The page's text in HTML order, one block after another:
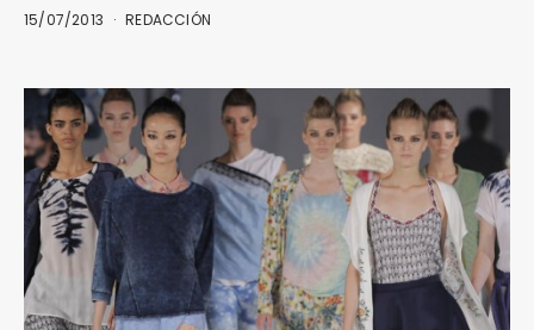
15/07/2013 REDACCIÓN